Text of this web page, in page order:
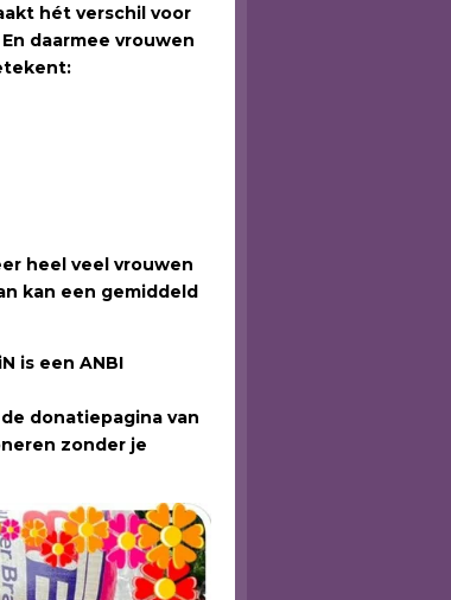
hét verschil voor
daarmee vrouwen
heel veel vrouwen
kan een gemiddeld
is een ANBI
donatiepagina van
zonder je